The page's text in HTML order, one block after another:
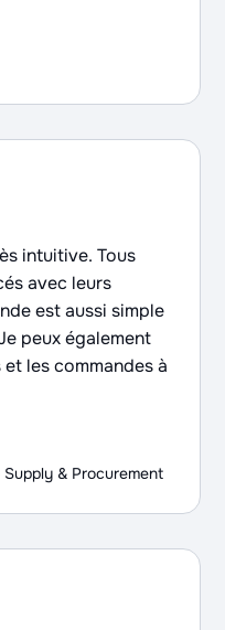
intuitive. Tous
avec leurs
est aussi simple
peux également
les commandes à
& Procurement